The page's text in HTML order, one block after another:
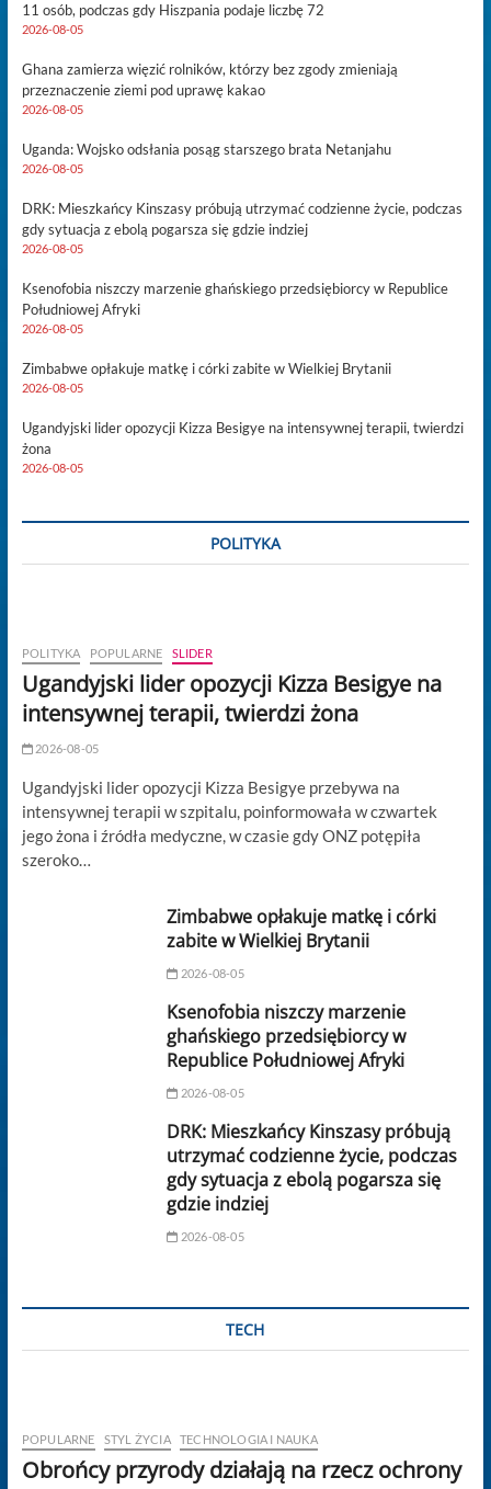
11 osób, podczas gdy Hiszpania podaje liczbę 72
2026-08-05
Ghana zamierza więzić rolników, którzy bez zgody zmieniają
przeznaczenie ziemi pod uprawę kakao
2026-08-05
Uganda: Wojsko odsłania posąg starszego brata Netanjahu
2026-08-05
DRK: Mieszkańcy Kinszasy próbują utrzymać codzienne życie, podczas
gdy sytuacja z ebolą pogarsza się gdzie indziej
2026-08-05
Ksenofobia niszczy marzenie ghańskiego przedsiębiorcy w Republice
Południowej Afryki
2026-08-05
Zimbabwe opłakuje matkę i córki zabite w Wielkiej Brytanii
2026-08-05
Ugandyjski lider opozycji Kizza Besigye na intensywnej terapii, twierdzi
żona
2026-08-05
POLITYKA
POLITYKA POPULARNE SLIDER
Ugandyjski lider opozycji Kizza Besigye na
intensywnej terapii, twierdzi żona
2026-08-05
Ugandyjski lider opozycji Kizza Besigye przebywa na
intensywnej terapii w szpitalu, poinformowała w czwartek
jego żona i źródła medyczne, w czasie gdy ONZ potępiła
szeroko…
Zimbabwe opłakuje matkę i córki
zabite w Wielkiej Brytanii
2026-08-05
Ksenofobia niszczy marzenie
ghańskiego przedsiębiorcy w
Republice Południowej Afryki
2026-08-05
DRK: Mieszkańcy Kinszasy próbują
utrzymać codzienne życie, podczas
gdy sytuacja z ebolą pogarsza się
gdzie indziej
2026-08-05
TECH
POPULARNE STYL ŻYCIA TECHNOLOGIA I NAUKA
Obrońcy przyrody działają na rzecz ochrony